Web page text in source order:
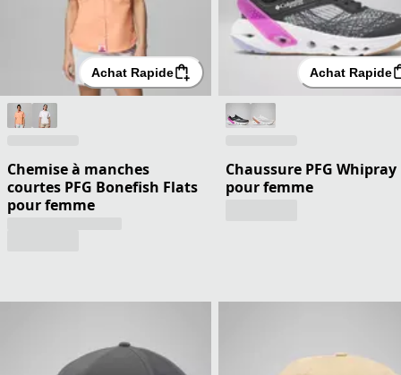
Achat Rapide
Chemise à manches
courtes PFG Bonefish Flats
pour femme
Achat Rapide
Chaussure PFG Whipray
pour femme